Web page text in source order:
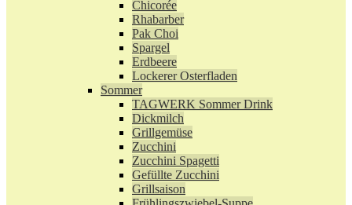
Chicorée
Rhabarber
Pak Choi
Spargel
Erdbeere
Lockerer Osterfladen
Sommer
TAGWERK Sommer Drink
Dickmilch
Grillgemüse
Zucchini
Zucchini Spagetti
Gefüllte Zucchini
Grillsaison